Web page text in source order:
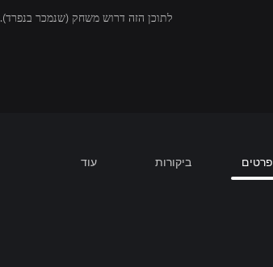
לתוכן הזה דרוש משחק (שנמכר בנפרד).
פרטים ביקורות עוד